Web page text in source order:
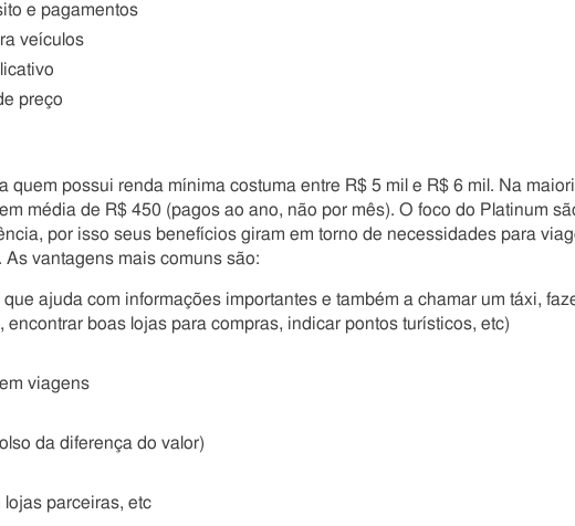
e pagamentos
veículos
preço
quem possui renda mínima costuma entre R$ 5 mil e R$ 6 mil. Na
média de R$ 450 (pagos ao ano, não por mês). O foco do Platinum
por isso seus benefícios giram em torno de necessidades para
vantagens mais comuns são:
que ajuda com informações importantes e também a chamar um táxi,
encontrar boas lojas para compras, indicar pontos turísticos, etc)
viagens
da diferença do valor)
lojas parceiras, etc